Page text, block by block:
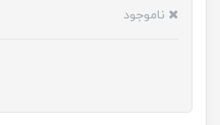
ناموجود